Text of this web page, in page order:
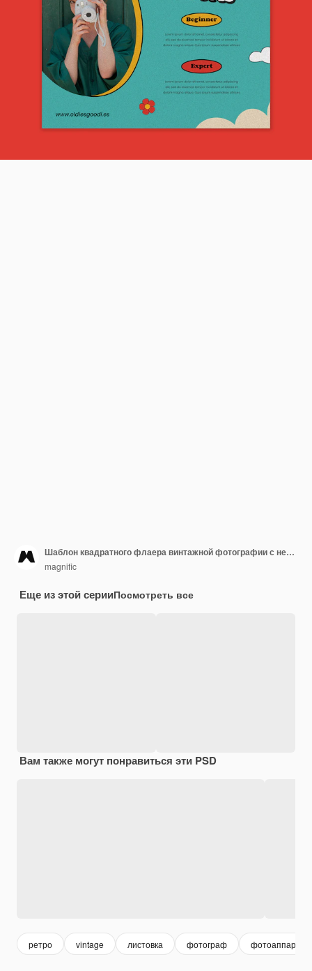
Шаблон квадратного флаера винтажной фотографии с небом и облаками
magnific
Еще из этой серииПосмотреть все
Вам также могут понравиться эти PSD
ретро vintage листовка фотограф фотоаппарат